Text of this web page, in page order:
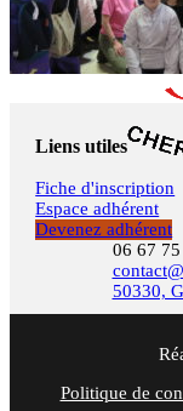
Liens utiles
Fiche d'inscription
Espace adhérent
Devenez adhérent
06 67
50330,
Politique de